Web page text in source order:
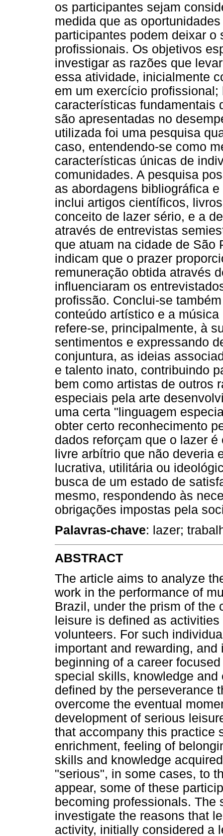
os participantes sejam
medida que as
participantes podem deixar o
profissionais. Os objetivos
investigar as razões que
essa atividade, inicialmente
em um exercício
características fundamentais
são apresentadas no
utilizada foi uma pesquisa
caso, entendendo-se como
características únicas de
comunidades. A pesquisa
as abordagens bibliográfica
inclui artigos científicos,
conceito de lazer sério, e a
através de entrevistas
que atuam na cidade de São
indicam que o prazer
remuneração obtida através
influenciaram os
profissão. Conclui-se
conteúdo artístico e a
refere-se, principalmente, à
sentimentos e expressando
conjuntura, as ideias
e talento inato, contribuindo
bem como artistas de outros
especiais pela arte
uma certa "linguagem
obter certo reconhecimento
dados reforçam que o lazer
livre arbítrio que não deveria
lucrativa, utilitária ou
busca de um estado de
mesmo, respondendo às
obrigações impostas pela
Palavras-chave: lazer;
ABSTRACT
The article aims to analyze
work in the performance of
Brazil, under the prism of the
leisure is defined as
volunteers. For such
important and rewarding,
beginning of a career
special skills, knowledge
defined by the perseverance
overcome the eventual
development of serious
that accompany this practice
enrichment, feeling of
skills and knowledge
"serious", in some cases, to
appear, some of these
becoming professionals.
investigate the reasons that
activity, initially considered a